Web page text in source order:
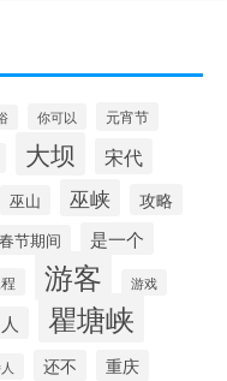
你可以 元宵节
大坝 宋代
巫山 巫峡 攻略
春节期间
是一个
游客 游戏
瞿塘峡
还不 重庆